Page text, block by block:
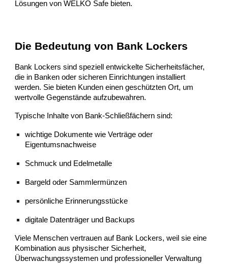
Lösungen von WELKO Safe bieten.
Die Bedeutung von Bank Lockers
Bank Lockers sind speziell entwickelte Sicherheitsfächer,
die in Banken oder sicheren Einrichtungen installiert
werden. Sie bieten Kunden einen geschützten Ort, um
wertvolle Gegenstände aufzubewahren.
Typische Inhalte von Bank-Schließfächern sind:
wichtige Dokumente wie Verträge oder
Eigentumsnachweise
Schmuck und Edelmetalle
Bargeld oder Sammlermünzen
persönliche Erinnerungsstücke
digitale Datenträger und Backups
Viele Menschen vertrauen auf Bank Lockers, weil sie eine
Kombination aus physischer Sicherheit,
Überwachungssystemen und professioneller Verwaltung